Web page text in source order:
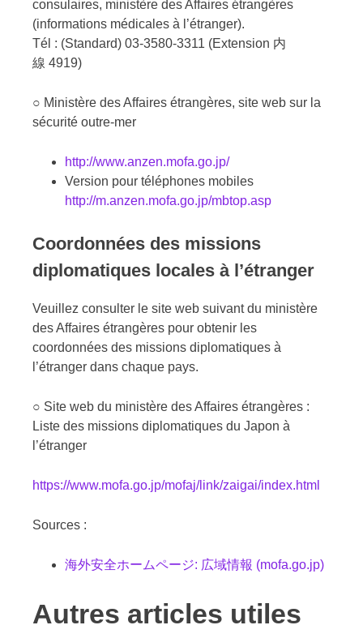
consulaires, ministère des Affaires étrangères
(informations médicales à l’étranger).
Tél : (Standard) 03-3580-3311 (Extension 内
線 4919)
○ Ministère des Affaires étrangères, site web sur la
sécurité outre-mer
http://www.anzen.mofa.go.jp/
Version pour téléphones mobiles
http://m.anzen.mofa.go.jp/mbtop.asp
Coordonnées des missions
diplomatiques locales à l’étranger
Veuillez consulter le site web suivant du ministère
des Affaires étrangères pour obtenir les
coordonnées des missions diplomatiques à
l’étranger dans chaque pays.
○ Site web du ministère des Affaires étrangères :
Liste des missions diplomatiques du Japon à
l’étranger
https://www.mofa.go.jp/mofaj/link/zaigai/index.html
Sources :
海外安全ホームページ: 広域情報 (mofa.go.jp)
Autres articles utiles